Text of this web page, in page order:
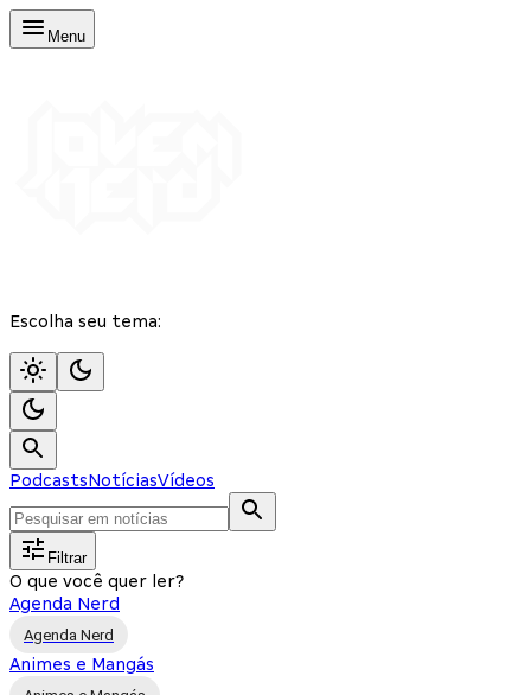
Menu
Escolha seu tema:
PodcastsNotíciasVídeos
Filtrar
O que você quer ler?
Agenda Nerd
Agenda Nerd
Animes e Mangás